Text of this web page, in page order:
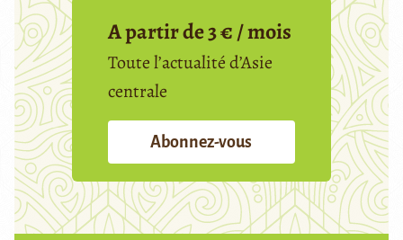
A partir de 3 € / mois
Toute l’actualité d’Asie
centrale
Abonnez-vous